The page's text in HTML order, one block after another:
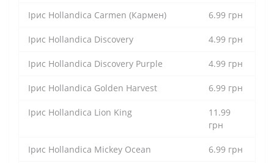
Ірис Hollandica Carmen (Кармен) 6.99 грн
Ірис Hollandica Discovery 4.99 грн
Ірис Hollandica Discovery Purple 4.99 грн
Ірис Hollandica Golden Harvest 6.99 грн
Ірис Hollandica Lion King
11.99
грн
Ірис Hollandica Mickey Ocean 6.99 грн